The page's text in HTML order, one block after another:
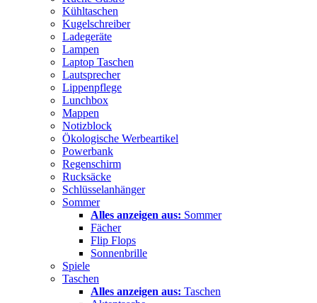
Kühltaschen
Kugelschreiber
Ladegeräte
Lampen
Laptop Taschen
Lautsprecher
Lippenpflege
Lunchbox
Mappen
Notizblock
Ökologische Werbeartikel
Powerbank
Regenschirm
Rucksäcke
Schlüsselanhänger
Sommer
Alles anzeigen aus: Sommer
Fächer
Flip Flops
Sonnenbrille
Spiele
Taschen
Alles anzeigen aus: Taschen